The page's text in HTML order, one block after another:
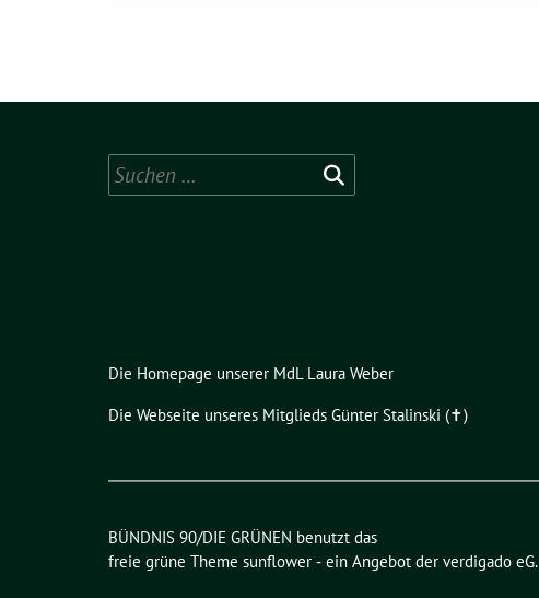
Suchen
nach:
Die Homepage unserer MdL Laura Weber
Die Webseite unseres Mitglieds Günter Stalinski (✝︎)
BÜNDNIS 90/DIE GRÜNEN benutzt das
freie grüne Theme sunflower ‐ ein Angebot der verdigado eG.